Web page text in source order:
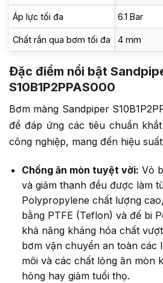
Áp lực tối đa 6.1 Bar
Chất rắn qua bơm tối đa 4 mm
Đặc điểm nổi bật
S10B1P2PPAS000
Bơm màng Sandpiper
để đáp ứng các tiêu chuẩn
công nghiệp, mang đến hiệu
Chống ăn mòn tuyệt vời: Vỏ
và giảm thanh đều được làm
Polypropylene chất lượng
bằng PTFE (Teflon) và đế bi
khả năng kháng hóa chất
bơm vận chuyển an toàn các
môi và các chất lỏng ăn mòn
hỏng hay giảm tuổi thọ.